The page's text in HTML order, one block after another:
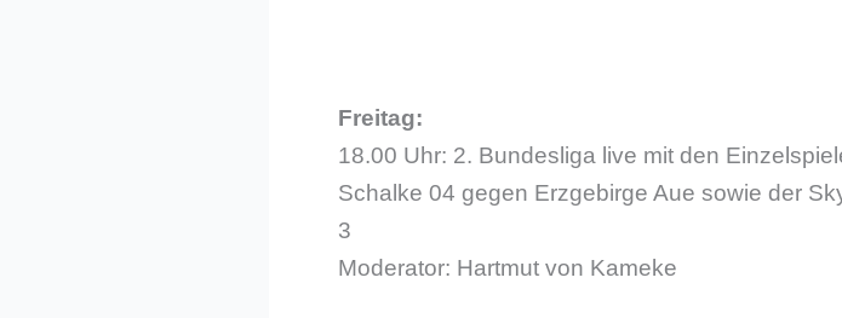
Freitag:
18.00 Uhr: 2. Bundesliga live mit den
Schalke 04 gegen Erzgebirge Aue sowie der
3
Moderator: Hartmut von Kameke